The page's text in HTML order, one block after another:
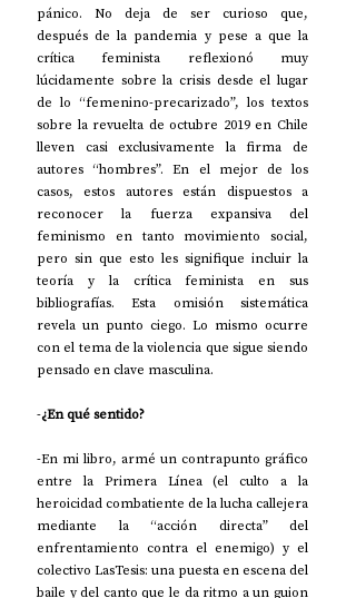
pánico. No deja de ser curioso que,
después de la pandemia y pese a que la
crítica feminista reflexionó muy
lúcidamente sobre la crisis desde el lugar
de lo “femenino-precarizado”, los textos
sobre la revuelta de octubre 2019 en Chile
lleven casi exclusivamente la firma de
autores “hombres”. En el mejor de los
casos, estos autores están dispuestos a
reconocer la fuerza expansiva del
feminismo en tanto movimiento social,
pero sin que esto les signifique incluir la
teoría y la crítica feminista en sus
bibliografías. Esta omisión sistemática
revela un punto ciego. Lo mismo ocurre
con el tema de la violencia que sigue siendo
pensado en clave masculina.
-¿En qué sentido?
-En mi libro, armé un contrapunto gráfico
entre la Primera Línea (el culto a la
heroicidad combatiente de la lucha callejera
mediante la “acción directa” del
enfrentamiento contra el enemigo) y el
colectivo LasTesis: una puesta en escena del
baile y del canto que le da ritmo a un guion